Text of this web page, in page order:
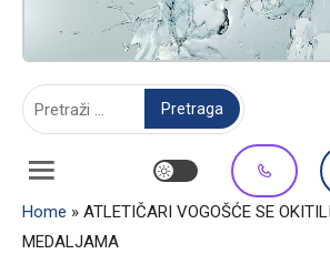
Home » ATLETIČARI VOGOŠĆE SE
MEDALJAMA